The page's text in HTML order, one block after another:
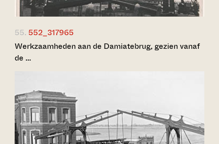
55. 552_317965
Werkzaamheden aan de Damiatebrug, gezien vanaf
de …